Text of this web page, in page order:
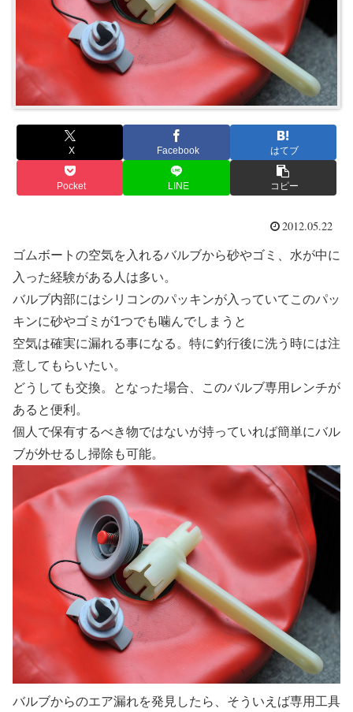
X Facebook はてブ
Pocket LINE コピー
2012.05.22
ゴムボートの空気を入れるバルブから砂やゴミ、水が中に
入った経験がある人は多い。
バルブ内部にはシリコンのパッキンが入っていてこのパッ
キンに砂やゴミが1つでも噛んでしまうと
空気は確実に漏れる事になる。特に釣行後に洗う時には注
意してもらいたい。
どうしても交換。となった場合、このバルブ専用レンチが
あると便利。
個人で保有するべき物ではないが持っていれば簡単にバル
ブが外せるし掃除も可能。
バルブからのエア漏れを発見したら、そういえば専用工具